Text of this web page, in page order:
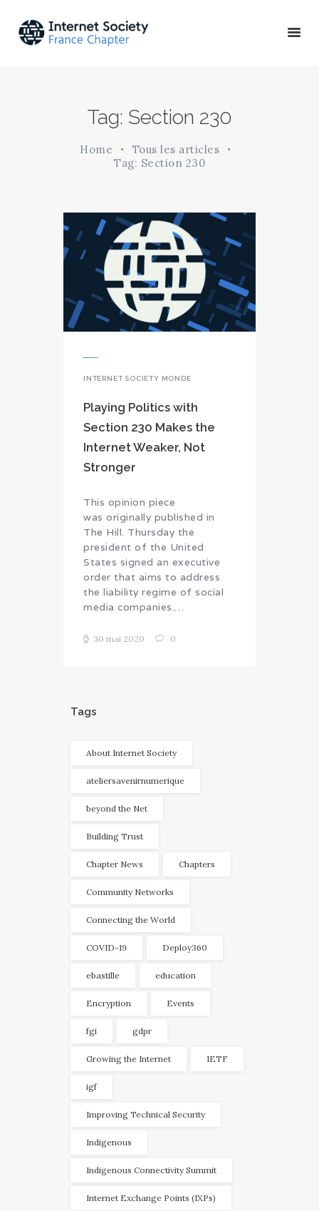
Tag: Section 230
Home
Tous les articles
Tag: Section 230
ACTU & ÉVÉNEMENTS
MISSIONS & PROJETS
A PROPOS
INTERNET SOCIETY MONDE
Playing Politics with
Section 230 Makes the
Internet Weaker, Not
Stronger
This opinion piece
was originally published in
The Hill. Thursday the
president of the United
States signed an executive
order that aims to address
the liability regime of social
media companies.…
30 mai 2020 0
Tags
About Internet Society
ateliersavenirnumerique
beyond the Net
Building Trust
Chapter News Chapters
Community Networks
Connecting the World
COVID-19 Deploy360
ebastille education
Encryption Events
fgi gdpr
Growing the Internet IETF
igf
Improving Technical Security
Indigenous
Indigenous Connectivity Summit
Internet Exchange Points (IXPs)